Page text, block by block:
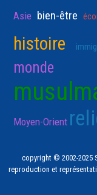
Asie bien-être
histoire
monde
Moyen-Orient
copyright © 2002-2025
reproduction et